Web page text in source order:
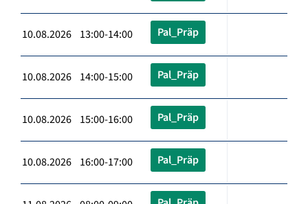
10.08.2026 13:00-14:00 Pal_Präp
10.08.2026 14:00-15:00 Pal_Präp
10.08.2026 15:00-16:00 Pal_Präp
10.08.2026 16:00-17:00 Pal_Präp